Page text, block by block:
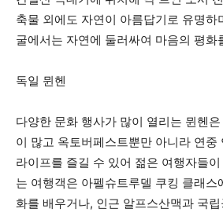
축물 외에도 자연이 아름답기로 유명하
굴에서는 자연에 둘러싸여 마음의 평화
독일 뮌헨
다양한 문화 행사가 많이 열리는 뮌헨
이 많고 옥토버페스트뿐만 아니라 연중
라이프를 즐길 수 있어 젊은 여행자들
는 여행객은 아펠슈트루델 쿠킹 클래스
화를 배우거나, 인근 알프스산맥과 국